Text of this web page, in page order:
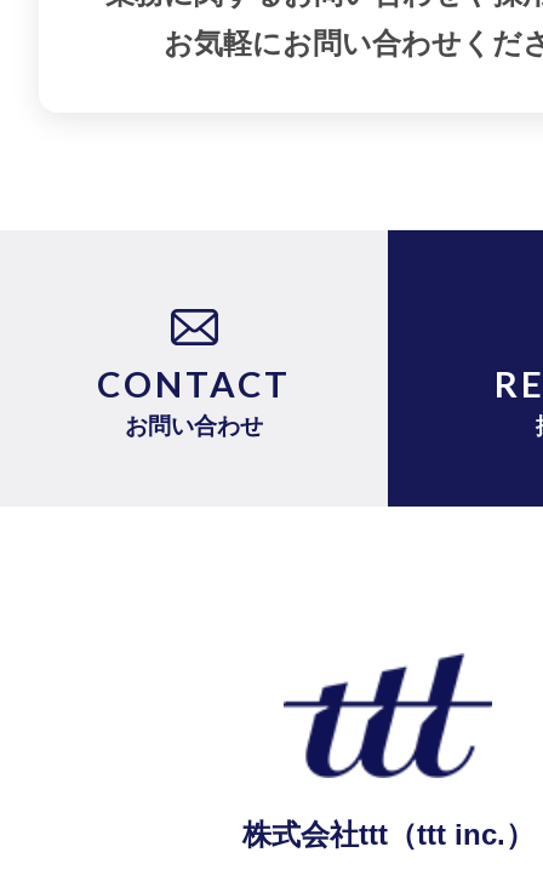
お気軽にお問い合わせくだ
CONTACT
お問い合わせ
株式会社ttt（ttt inc.）